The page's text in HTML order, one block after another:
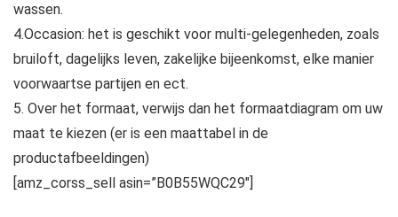
wassen.
4.Occasion: het is geschikt voor multi-gelegenheden, zoals
bruiloft, dagelijks leven, zakelijke bijeenkomst, elke manier
voorwaartse partijen en ect.
5. Over het formaat, verwijs dan het formaatdiagram om uw
maat te kiezen (er is een maattabel in de
productafbeeldingen)
[amz_corss_sell asin=”B0B55WQC29″]